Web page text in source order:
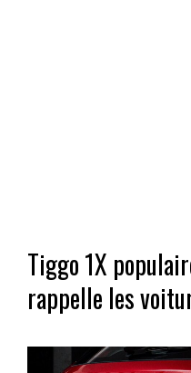
Tiggo 1X
rappelle les